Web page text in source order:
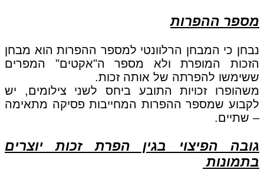
מספר ההפרות
נבחן כי המבחן הרלוונטי למספר ההפרות הוא מבחן
הזכות המופרת ולא מספר ה"אקטים" המפרים
ששימשו להפרתה של אותה זכות.
משהופרו זכויות התובע ביחס לשני צילומים, יש
לקבוע שמספר ההפרות המחייבות פסיקה מתאימה
– שתיים.
גובה הפיצוי בגין הפרת זכות יוצרים
בתמונות